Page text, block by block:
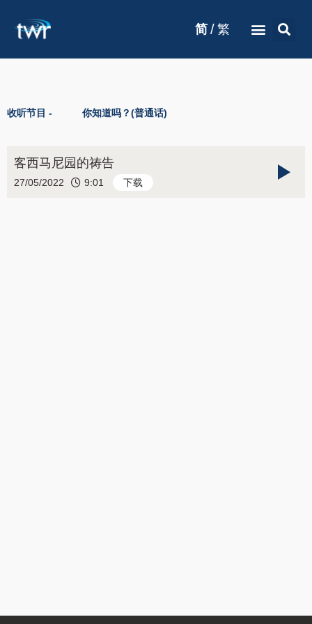
简 / 繁
收听节目 - 你知道吗？(普通话)
客西马尼园的祷告
27/05/2022 9:01 下载